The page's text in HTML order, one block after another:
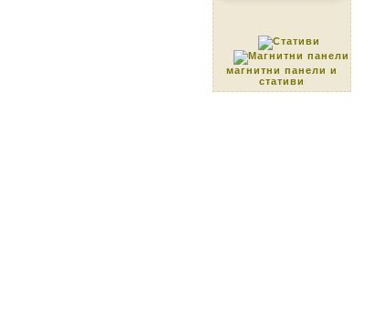
Област Пазарджик
магнитни панели и
стативи